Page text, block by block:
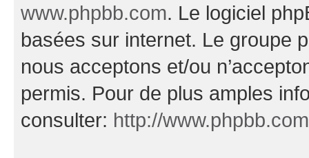
www.phpbb.com. Le logiciel
basées sur internet. Le groupe
nous acceptons et/ou
permis. Pour de plus amples
consulter: http://